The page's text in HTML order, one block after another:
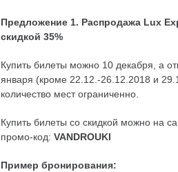
Предложение 1. Распродажа Lux
скидкой 35%
Купить билеты можно 10 декабря, а
января (кроме 22.12.-26.12.2018 и
количество мест ограниченно.
Купить билеты со скидкой можно на
промо-код: VANDROUKI
Пример бронирования: